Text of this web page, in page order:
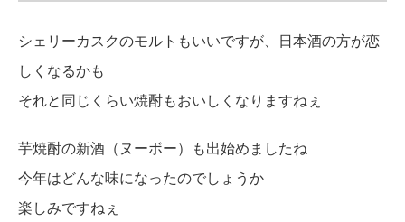
シェリーカスクのモルトもいいですが、日本酒の方が恋
しくなるかも
それと同じくらい焼酎もおいしくなりますねぇ
芋焼酎の新酒（ヌーボー）も出始めましたね
今年はどんな味になったのでしょうか
楽しみですねぇ